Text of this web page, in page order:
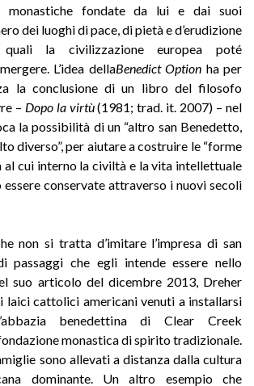
monastiche fondate da lui e dai suoi
dei luoghi di pace, di pietà e d’erudizione
la civilizzazione europea poté
L’idea dellaBenedict Option ha per
la conclusione di un libro del filosofo
– Dopo la virtù(1981; trad. it. 2007) – nel
la possibilità di un “altro san Benedetto,
diverso”, per aiutare a costruire le “forme
al cui interno la civiltà e la vita intellettuale
essere conservate attraverso i nuovi secoli
non si tratta d’imitare l’impresa di san
passaggi che egli intende essere nello
suo articolo del dicembre 2013, Dreher
laici cattolici americani venuti a installarsi
benedettina di Clear Creek
monastica di spirito tradizionale.
sono allevati a distanza dalla cultura
dominante. Un altro esempio che